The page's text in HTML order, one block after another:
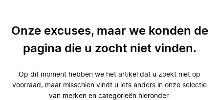
Onze excuses, maar we konden de
pagina die u zocht niet vinden.
Op dit moment hebben we het artikel dat u zoekt niet op
voorraad, maar misschien vindt u iets anders in onze selectie
van merken en categorieën hieronder.